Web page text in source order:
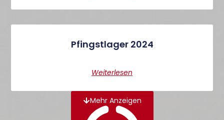
Pfingstlager 2024
Weiterlesen
Mehr Anzeigen